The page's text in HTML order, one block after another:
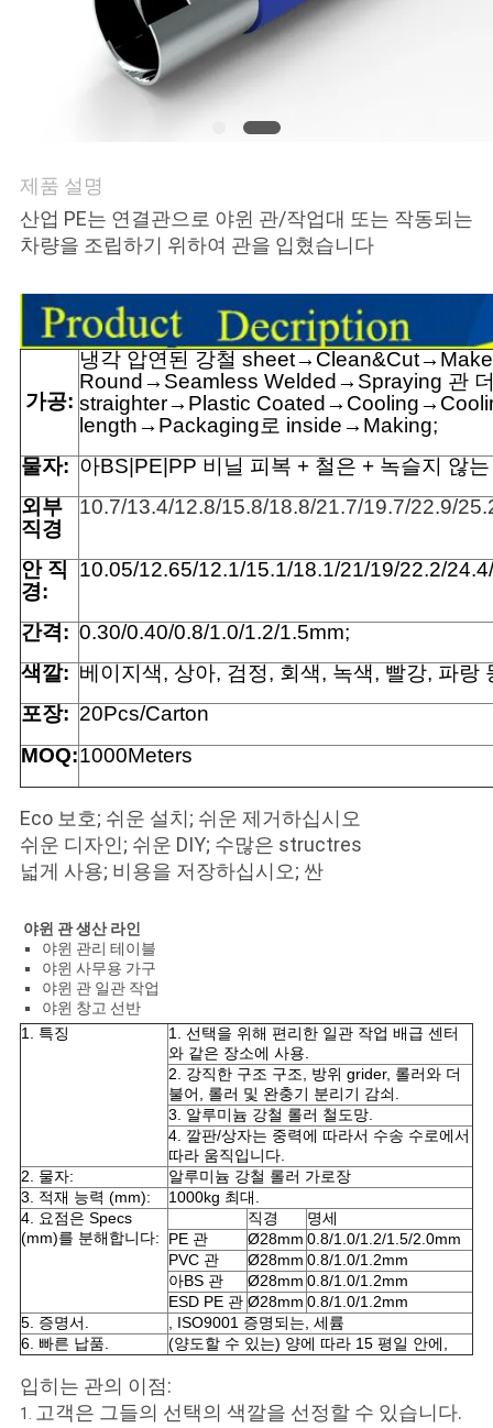
케
스
조
회
를
요
청
하
다
사
이
트
맵
PRIVACY
POLICY
제품 설명
산업 PE는 연결관으로 야윈 관/작업대 또는 작동되는
차량을 조립하기 위하여 관을 입혔습니다
가공:
냉각 압연된 강철
Round→Seamless Welded→Spraying 관
straighter→Plastic
length→Packaging로 inside→Making;
물자: 아BS|PE|PP 비닐 피복 + 철은 + 녹슬지 않
외부
직경
10.7/13.4/12.8/15.8/18.8/21.7/19.7/22.9/
안 직
경:
10.05/12.65/12.1/15.1/18.1/21/19/22.2/
간격: 0.30/0.40/0.8/1.0/1.2/1.5mm;
색깔: 베이지색, 상아, 검정, 회색, 녹색, 빨강, 파랑
포장: 20Pcs/Carton
MOQ:1000Meters
Eco 보호; 쉬운 설치; 쉬운 제거하십시오
쉬운 디자인; 쉬운 DIY; 수많은 structres
넓게 사용; 비용을 저장하십시오; 싼
야윈 관 생산 라인
야윈 관리 테이블
야윈 사무용 가구
야윈 관 일관 작업
야윈 창고 선반
1. 특징
1. 선택을 위해 편리한 일관 작업 배급 센터
와 같은 장소에 사용.
2. 강직한 구조 구조, 방위 grider, 롤러와 더
불어, 롤러 및 완충기 분리기 감쇠.
3. 알루미늄 강철 롤러 철도망.
4. 깔판/상자는 중력에 따라서 수송 수로에서
따라 움직입니다.
2. 물자:
알루미늄 강철 롤러 가로장
3. 적재 능력 (mm):
1000kg 최대.
4. 요점은 Specs
(mm)를 분해합니다:
직경
명세
PE 관
Ø28mm 0.8/1.0/1.2/1.5/2.0mm
PVC 관
Ø28mm 0.8/1.0/1.2mm
아BS 관
Ø28mm 0.8/1.0/1.2mm
ESD PE 관 Ø28mm 0.8/1.0/1.2mm
5. 증명서.
, ISO9001 증명되는, 세륨
6. 빠른 납품.
(양도할 수 있는) 양에 따라 15 평일 안에,
입히는 관의 이점:
1. 고객은 그들의 선택의 색깔을 선정할 수 있습니다.